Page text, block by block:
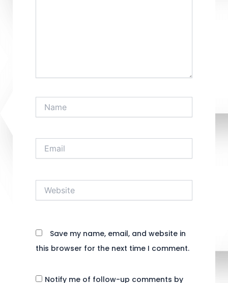
Email
Save my name, email, and website in
this browser for the next time I comment.
Notify me of follow-up comments by